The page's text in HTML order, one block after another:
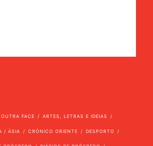
FACE ARTES, LETRAS E IDEIAS
/ ÁSIA CRÓNICO ORIENTE DESPORTO